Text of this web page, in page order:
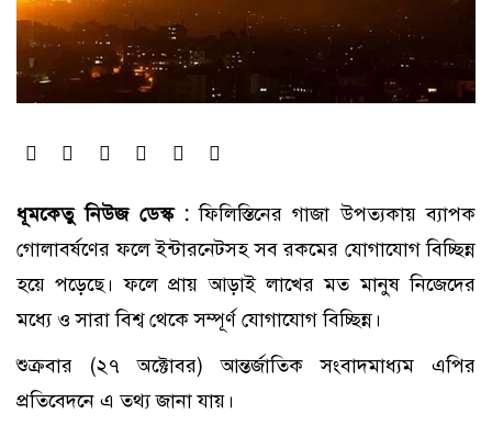
ধূমকেতু নিউজ ডেস্ক :ফিলিস্তিনের গাজা উপত্যকায় ব্যাপক
গোলাবর্ষণের ফলে ইন্টারনেটসহ সব রকমের যোগাযোগ বিচ্ছিন্ন
হয়ে পড়েছে। ফলে প্রায় আড়াই লাখের মত মানুষ নিজেদের
মধ্যে ও সারা বিশ্ব থেকে সম্পূর্ণ যোগাযোগ বিচ্ছিন্ন।
শুক্রবার (২৭ অক্টোবর) আন্তর্জাতিক সংবাদমাধ্যম এপির
প্রতিবেদনে এ তথ্য জানা যায়।